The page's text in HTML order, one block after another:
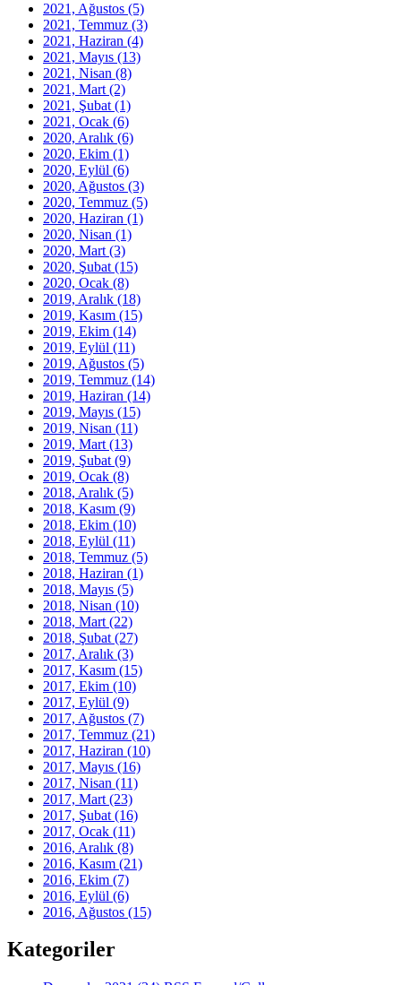
2021, Ağustos (5)
2021, Temmuz (3)
2021, Haziran (4)
2021, Mayıs (13)
2021, Nisan (8)
2021, Mart (2)
2021, Şubat (1)
2021, Ocak (6)
2020, Aralık (6)
2020, Ekim (1)
2020, Eylül (6)
2020, Ağustos (3)
2020, Temmuz (5)
2020, Haziran (1)
2020, Nisan (1)
2020, Mart (3)
2020, Şubat (15)
2020, Ocak (8)
2019, Aralık (18)
2019, Kasım (15)
2019, Ekim (14)
2019, Eylül (11)
2019, Ağustos (5)
2019, Temmuz (14)
2019, Haziran (14)
2019, Mayıs (15)
2019, Nisan (11)
2019, Mart (13)
2019, Şubat (9)
2019, Ocak (8)
2018, Aralık (5)
2018, Kasım (9)
2018, Ekim (10)
2018, Eylül (11)
2018, Temmuz (5)
2018, Haziran (1)
2018, Mayıs (5)
2018, Nisan (10)
2018, Mart (22)
2018, Şubat (27)
2017, Aralık (3)
2017, Kasım (15)
2017, Ekim (10)
2017, Eylül (9)
2017, Ağustos (7)
2017, Temmuz (21)
2017, Haziran (10)
2017, Mayıs (16)
2017, Nisan (11)
2017, Mart (23)
2017, Şubat (16)
2017, Ocak (11)
2016, Aralık (8)
2016, Kasım (21)
2016, Ekim (7)
2016, Eylül (6)
2016, Ağustos (15)
Kategoriler